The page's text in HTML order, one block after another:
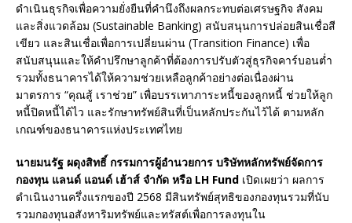
ดำเนินธุรกิจเพื่อความยั่งยืนที่คำนึงถึงผลกระทบต่อเศรษฐกิจ สังคม
และสิ่งแวดล้อม (Sustainable Banking) สนับสนุนการปล่อยสินเชื่อสี
เขียว และสินเชื่อเพื่อการเปลี่ยนผ่าน (Transition Finance) เพื่อ
สนับสนุนและให้คำปรึกษาลูกค้าที่ต้องการปรับตัวสู่ธุรกิจคาร์บอนต่ำ
รวมทั้งธนาคารได้ให้ความช่วยเหลือลูกค้าอย่างต่อเนื่องผ่าน
มาตรการ “คุณสู้ เราช่วย” เพื่อบรรเทาภาระหนี้ของลูกหนี้ ช่วยให้ลูก
หนี้ปิดหนี้ได้ไว และรักษาทรัพย์สินที่เป็นหลักประกันไว้ได้ ตามหลัก
เกณฑ์ของธนาคารแห่งประเทศไทย
นายมนรัฐ ผดุงสิทธิ์ กรรมการผู้อำนวยการ บริษัทหลักทรัพย์จัดการ
กองทุน แลนด์ แอนด์ เฮ้าส์ จำกัด หรือ LH Fund เปิดเผยว่า ผลการ
ดำเนินงานครึ่งแรกของปี 2568 มีสินทรัพย์สุทธิของกองทุนรวมที่นับ
รวมกองทุนอสังหาริมทรัพย์และทรัสต์เพื่อการลงทุนใน